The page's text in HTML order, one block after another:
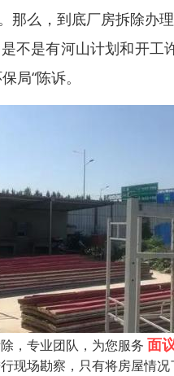
那么，到底厂房拆除办
不是有河山计划和开工
局“陈诉。
，专业团队，为您服务 面
现场勘察，只有将房屋情